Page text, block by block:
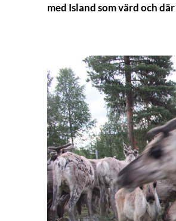
med Island som värd och